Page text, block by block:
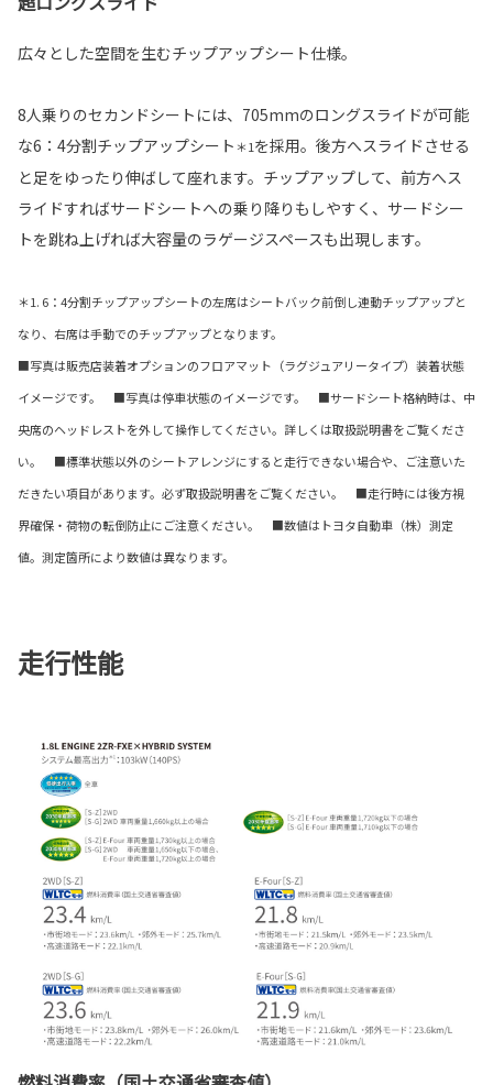
広々とした空間を生むチップアップシート仕様。
8人乗りのセカンドシートには、705mmのロングスライドが可能
な6：4分割チップアップシート ＊1を採用。後方へスライドさせる
と足をゆったり伸ばして座れます。チップアップして、前方へス
ライドすればサードシートへの乗り降りもしやすく、サードシー
トを跳ね上げれば大容量のラゲージスペースも出現します。
＊1. 6：4分割チップアップシートの左席はシートバック前倒し連動チップアップと
なり、右席は手動でのチップアップとなります。
■写真は販売店装着オプションのフロアマット（ラグジュアリータイプ）装着状態
イメージです。 ■写真は停車状態のイメージです。 ■サードシート格納時は、中
央席のヘッドレストを外して操作してください。詳しくは取扱説明書をご覧くださ
い。 ■標準状態以外のシートアレンジにすると走行できない場合や、ご注意いた
だきたい項目があります。必ず取扱説明書をご覧ください。 ■走行時には後方視
界確保・荷物の転倒防止にご注意ください。 ■数値はトヨタ自動車（株）測定
値。測定箇所により数値は異なります。
走行性能